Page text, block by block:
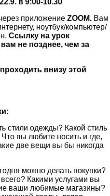
приложение ZOOM. Вам
ноутбук/компьютер/
Ссылку на урок
не позднее, чем за
внизу этой
стили одежды? Какой стиль
вы любите носить и где,
две вещи вы бы никогда
можно делать покупки?
Какими услугами вы
ваши любимые магазины?